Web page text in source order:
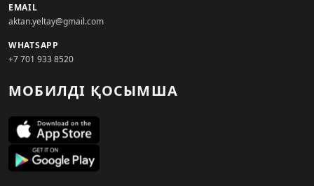
EMAIL
aktan.yeltay@gmail.com
WHATSAPP
+7 701 933 8520
МОБИЛДІ ҚОСЫМША